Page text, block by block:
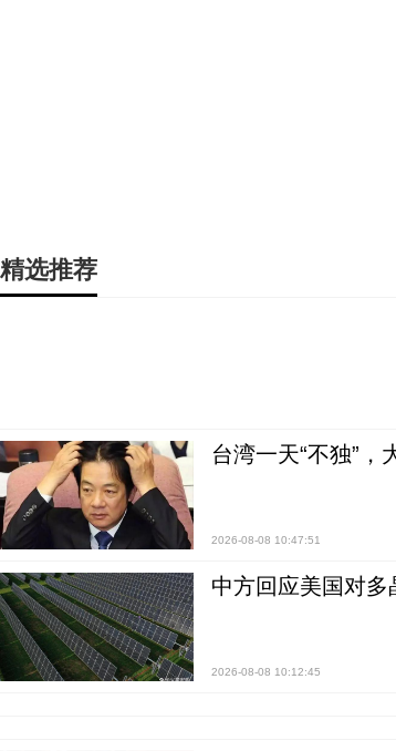
精选推荐
台湾一天“不独”，
2026-08-08 10:47:51
中方回应美国对
2026-08-08 10:12:45